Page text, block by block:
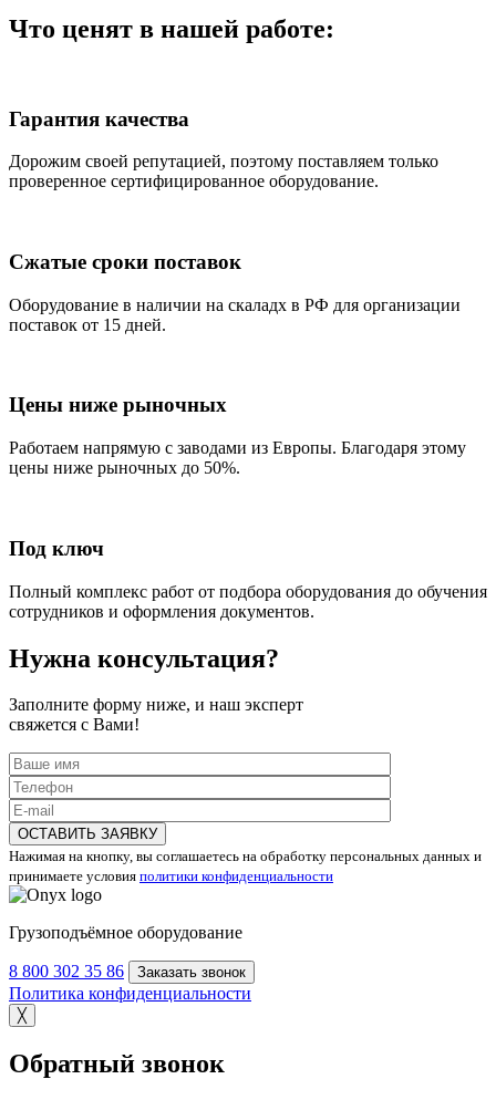
Что ценят в нашей работе:
Гарантия качества
Дорожим своей репутацией, поэтому поставляем только
проверенное сертифицированное оборудование.
Сжатые сроки поставок
Оборудование в наличии на скаладх в РФ для организации
поставок от 15 дней.
Цены ниже рыночных
Работаем напрямую с заводами из Европы. Благодаря этому
цены ниже рыночных до 50%.
Под ключ
Полный комплекс работ от подбора оборудования до обучения
сотрудников и оформления документов.
Нужна консультация?
Заполните форму ниже, и наш эксперт
свяжется с Вами!
ОСТАВИТЬ ЗАЯВКУ
Нажимая на кнопку, вы соглашаетесь на обработку персональных данных и
принимаете условия политики конфиденциальности
Грузоподъёмное оборудование
8 800 302 35 86 Заказать звонок
Политика конфиденциальности
╳
Обратный звонок